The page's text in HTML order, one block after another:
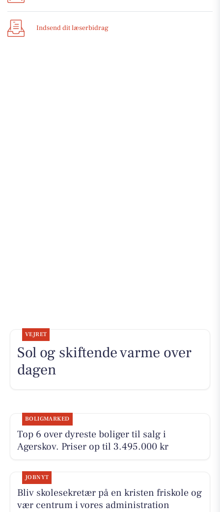
Indsend dit læserbidrag
VEJRET
Sol og skiftende varme over
dagen
BOLIGMARKED
Top 6 over dyreste boliger til salg i
Agerskov. Priser op til 3.495.000 kr
JOBNYT
Bliv skolesekretær på en kristen friskole og
vær centrum i vores administration